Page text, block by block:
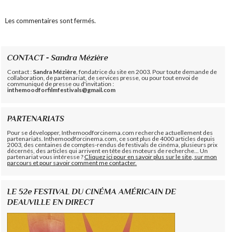
Les commentaires sont fermés.
CONTACT - Sandra Mézière
Contact : Sandra Mézière , fondatrice du site en 2003. Pour toute demande de
collaboration, de partenariat, de services presse, ou pour tout envoi de
communiqué de presse ou d'invitation :
inthemoodforfilmfestivals@gmail.com
PARTENARIATS
Pour se développer, Inthemoodforcinema.com recherche actuellement des
partenariats. Inthemoodforcinema.com, ce sont plus de 4000 articles depuis
2003, des centaines de comptes-rendus de festivals de cinéma, plusieurs prix
décernés, des articles qui arrivent en tête des moteurs de recherche... Un
partenariat vous intéresse ?Cliquez ici pour en savoir plus sur le site, sur mon
parcours et pour savoir comment me contacter.
LE 52e FESTIVAL DU CINÉMA AMÉRICAIN DE
DEAUVILLE EN DIRECT